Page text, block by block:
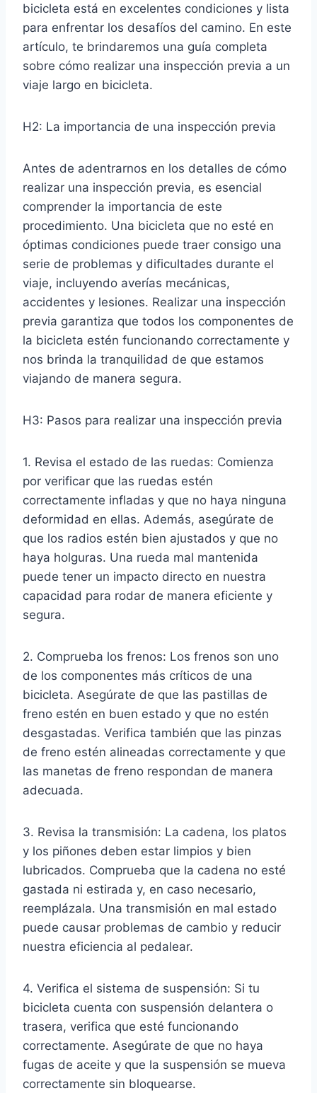
bicicleta está en excelentes condiciones y lista
para enfrentar los desafíos del camino. En este
artículo, te brindaremos una guía completa
sobre cómo realizar una inspección previa a un
viaje largo en bicicleta.
H2: La importancia de una inspección previa
Antes de adentrarnos en los detalles de cómo
realizar una inspección previa, es esencial
comprender la importancia de este
procedimiento. Una bicicleta que no esté en
óptimas condiciones puede traer consigo una
serie de problemas y dificultades durante el
viaje, incluyendo averías mecánicas,
accidentes y lesiones. Realizar una inspección
previa garantiza que todos los componentes de
la bicicleta estén funcionando correctamente y
nos brinda la tranquilidad de que estamos
viajando de manera segura.
H3: Pasos para realizar una inspección previa
1. Revisa el estado de las ruedas: Comienza
por verificar que las ruedas estén
correctamente infladas y que no haya ninguna
deformidad en ellas. Además, asegúrate de
que los radios estén bien ajustados y que no
haya holguras. Una rueda mal mantenida
puede tener un impacto directo en nuestra
capacidad para rodar de manera eficiente y
segura.
2. Comprueba los frenos: Los frenos son uno
de los componentes más críticos de una
bicicleta. Asegúrate de que las pastillas de
freno estén en buen estado y que no estén
desgastadas. Verifica también que las pinzas
de freno estén alineadas correctamente y que
las manetas de freno respondan de manera
adecuada.
3. Revisa la transmisión: La cadena, los platos
y los piñones deben estar limpios y bien
lubricados. Comprueba que la cadena no esté
gastada ni estirada y, en caso necesario,
reemplázala. Una transmisión en mal estado
puede causar problemas de cambio y reducir
nuestra eficiencia al pedalear.
4. Verifica el sistema de suspensión: Si tu
bicicleta cuenta con suspensión delantera o
trasera, verifica que esté funcionando
correctamente. Asegúrate de que no haya
fugas de aceite y que la suspensión se mueva
correctamente sin bloquearse.